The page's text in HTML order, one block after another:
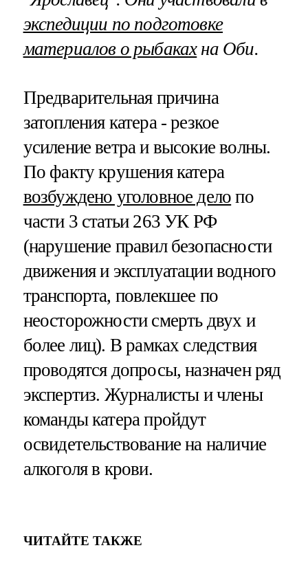
экспедиции по подготовке
материалов о рыбакахна Оби.
Предварительная причина
затопления катера - резкое
усиление ветра и высокие волны.
По факту крушения катера
возбуждено уголовное дело по
части 3 статьи 263 УК РФ
(нарушение правил безопасности
движения и эксплуатации водного
транспорта, повлекшее по
неосторожности смерть двух и
более лиц). В рамках следствия
проводятся допросы, назначен ряд
экспертиз. Журналисты и члены
команды катера пройдут
освидетельствование на наличие
алкоголя в крови.
ЧИТАЙТЕ ТАКЖЕ